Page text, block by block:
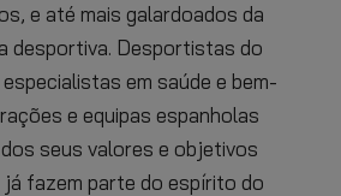
e até mais galardoados da
desportiva. Desportistas do
em saúde e bem-
e equipas espanholas
seus valores e objetivos
fazem parte do espírito do